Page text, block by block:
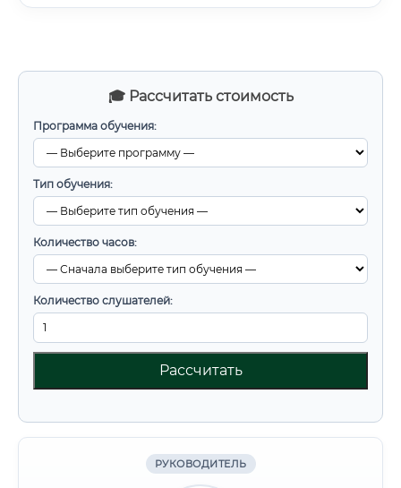
🎓 Рассчитать стоимость
Программа обучения:
Тип обучения:
Количество часов:
Количество слушателей:
Рассчитать
РУКОВОДИТЕЛЬ